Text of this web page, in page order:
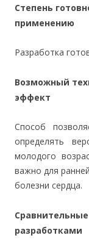
Степень
применению
Разработка
Возможный
эффект
Способ
определять
молодого
важно для
болезни сердца.
разработками